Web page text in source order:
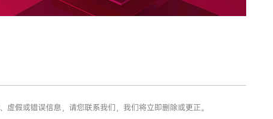
假或错误信息，请您联系我们，我们将立即删除或更正。